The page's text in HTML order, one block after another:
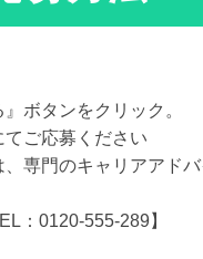
ボタンをクリック。
てご応募ください
専門のキャリアアド
：0120-555-289】